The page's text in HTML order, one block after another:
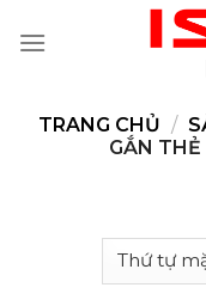
TRANG CHỦ /
GẮN THẺ